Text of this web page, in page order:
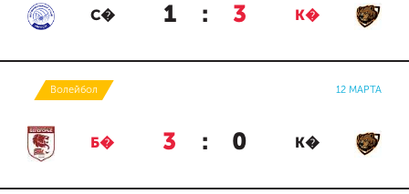
С� 1 : 3 К�
Волейбол 12 МАРТА
Б� 3 : 0 К�